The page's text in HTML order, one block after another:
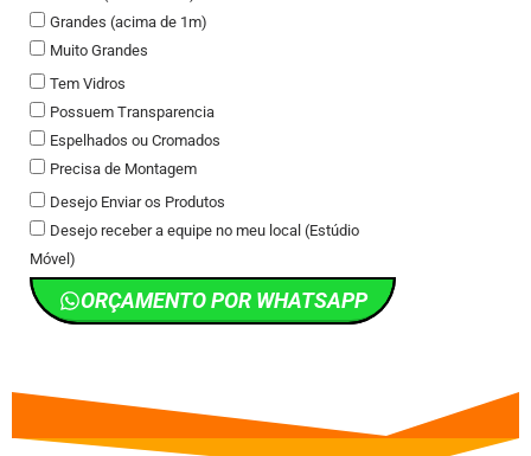
Grandes (acima de 1m)
Muito Grandes
Tem Vidros
Possuem Transparencia
Espelhados ou Cromados
Precisa de Montagem
Desejo Enviar os Produtos
Desejo receber a equipe no meu local (Estúdio
Móvel)
ORÇAMENTO POR WHATSAPP